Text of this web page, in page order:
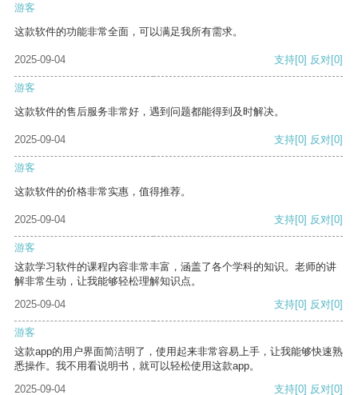
游客
这款软件的功能非常全面，可以满足我所有需求。
2025-09-04 支持[0] 反对[0]
游客
这款软件的售后服务非常好，遇到问题都能得到及时解决。
2025-09-04 支持[0] 反对[0]
游客
这款软件的价格非常实惠，值得推荐。
2025-09-04 支持[0] 反对[0]
游客
这款学习软件的课程内容非常丰富，涵盖了各个学科的知识。老师的讲
解非常生动，让我能够轻松理解知识点。
2025-09-04
支持[0] 反对[0]
游客
这款app的用户界面简洁明了，使用起来非常容易上手，让我能够快速熟
悉操作。我不用看说明书，就可以轻松使用这款app。
2025-09-04
支持[0] 反对[0]